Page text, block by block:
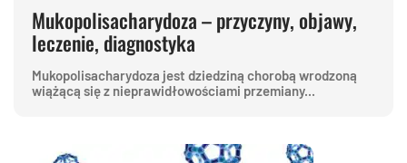
Mukopolisacharydoza – przyczyny, objawy,
leczenie, diagnostyka
Mukopolisacharydoza jest dziedziną chorobą wrodzoną
wiążącą się z nieprawidłowościami przemiany...